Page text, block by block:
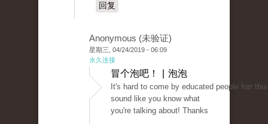
回复
Anonymous (未验证)
星期三, 04/24/2019 - 06:09
永久连接
冒个泡吧！ | 泡泡
It's hаrd tо come by educated peoрle forr
sound like you know what
you're talking about! Thanks